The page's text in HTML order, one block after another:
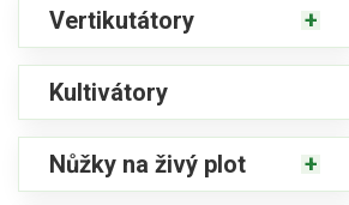
Vertikutátory
Kultivátory
Nůžky na živý plot